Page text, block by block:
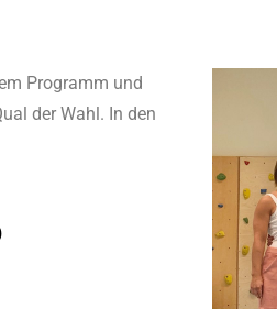
Programm und
der Wahl. In den